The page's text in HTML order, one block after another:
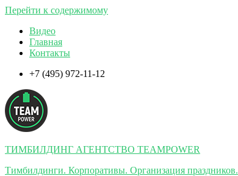
Перейти к содержимому
Видео
Главная
Контакты
+7 (495) 972-11-12
ТИМБИЛДИНГ АГЕНТСТВО TEAMPOWER
Тимбилдинги. Корпоративы. Организация праздников.